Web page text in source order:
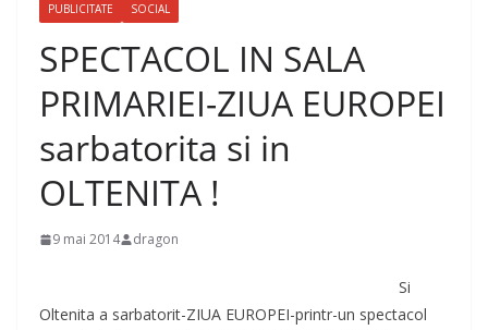
PUBLICITATE SOCIAL
SPECTACOL IN SALA
PRIMARIEI-ZIUA EUROPEI
sarbatorita si in
OLTENITA !
9 mai 2014 dragon
Si
Oltenita a sarbatorit-ZIUA EUROPEI-printr-un spectacol